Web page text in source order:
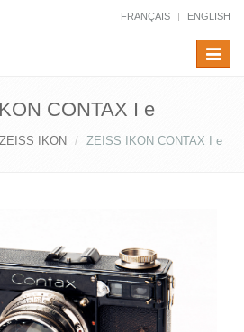
FRANÇAIS ENGLISH
Toggle
CONTAX I e
ZEISS IKON ZEISS IKON CONTAX I e